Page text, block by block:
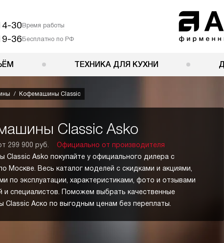
30Время работы
36Бесплатно по РФ
ТЕХНИКА ДЛЯ КУХНИ
Кофемашины Classic
Classic Asko
299 900 руб.
Официально от производителя
Classic Asko покупайте у официального дилера с
Москве. Весь каталог моделей с скидками и акциями,
по эксплуатации, характеристиками, фото и отзывами
и специалистов. Поможем выбрать качественные
Classic Аско по выгодным ценам без переплаты.